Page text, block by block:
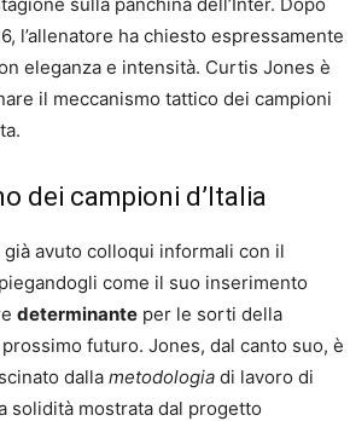
l’allenatore ha chiesto espressamente
eleganza e intensità. Curtis Jones è
il meccanismo tattico dei campioni
dei campioni d’Italia
già avuto colloqui informali con il
come il suo inserimento
determinante per le sorti della
futuro. Jones, dal canto suo, è
dalla metodologia di lavoro di
solidità mostrata dal progetto